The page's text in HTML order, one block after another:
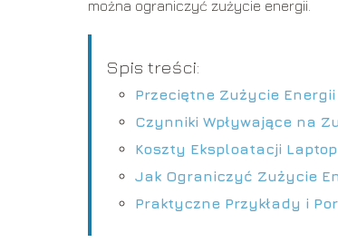
można ograniczyć zużycie energii.
Spis treści:
Przeciętne Zużycie
Czynniki Wpływające na
Koszty Eksploatacji
Jak Ograniczyć Zużycie
Praktyczne Przykłady i